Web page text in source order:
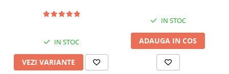
IN STOC
VEZI VARIANTE
IN STOC
ADAUGA IN COS